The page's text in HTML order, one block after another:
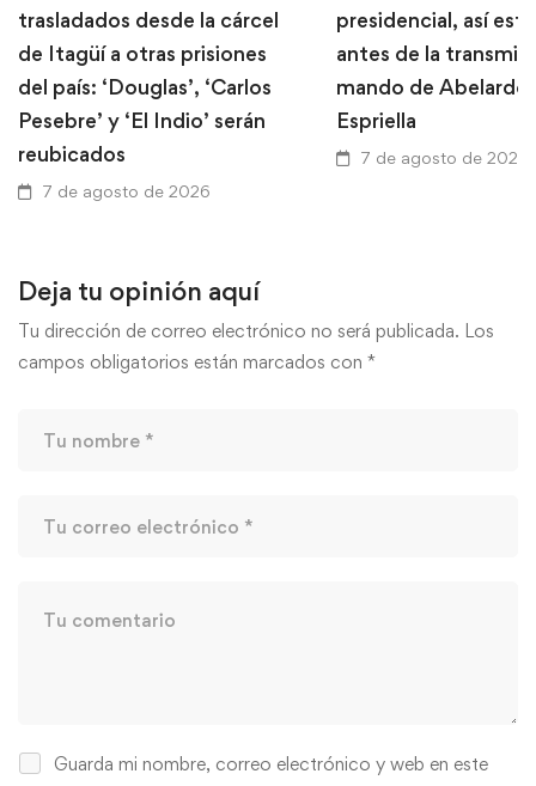
trasladados desde la cárcel
de Itagüí a otras prisiones
del país: ‘Douglas’, ‘Carlos
Pesebre’ y ‘El Indio’ serán
reubicados
7 de agosto de 2026
presidencial, así
antes de la
mando de Abelardo
Espriella
7 de agosto de 2026
Deja tu opinión aquí
Tu dirección de correo electrónico no será publicada. Los
campos obligatorios están marcados con *
Guarda mi nombre, correo electrónico y web en este